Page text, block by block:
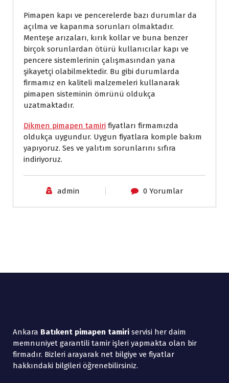
Pimapen kapı ve pencerelerde bazı durumlar da
açılma ve kapanma sorunları olmaktadır.
Menteşe arızaları, kırık kollar ve buna benzer
birçok sorunlardan ötürü kullanıcılar kapı ve
pencere sistemlerinin çalışmasından yana
şikayetçi olabilmektedir. Bu gibi durumlarda
firmamız en kaliteli malzemeleri kullanarak
pimapen sisteminin ömrünü oldukça
uzatmaktadır.
Dikmen pimapen tamiri fiyatları firmamızda
oldukça uygundur. Uygun fiyatlara komple bakım
yapıyoruz. Ses ve yalıtım sorunlarını sıfıra
indiriyoruz.
admin 0 Yorumlar
Ankara Batıkent pimapen tamiri servisi her daim
memnuniyet garantili tamir işleri yapmakta olan bir
firmadır. Bizleri arayarak net bilgiye ve fiyatlar
hakkındaki bilgileri öğrenebilirsiniz.